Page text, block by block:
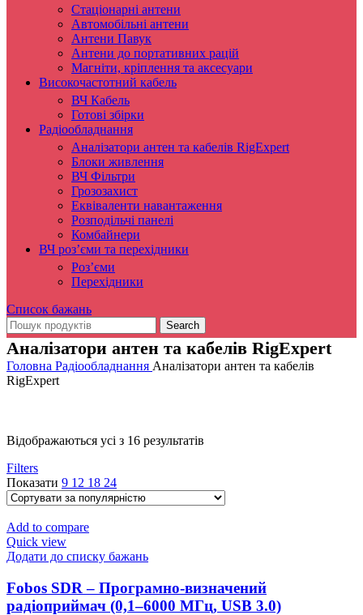
Стаціонарні антени
Автомобільні антени
Антени Павук
Антени до портативних рацій
Магніти, кріплення та аксесуари
Високочастотний кабель
ВЧ Кабель
Готові збірки
Радіообладнання
Аналізатори антен та кабелів RigExpert
Блоки живлення
ВЧ Фільтри
Грозозахист
Еквіваленти навантаження
Розподільчі панелі
Комбайнери
ВЧ роз’єми та перехідники
Роз’єми
Перехідники
Список бажань
Search
Аналізатори антен та кабелів RigExpert
Головна Радіообладнання Аналізатори антен та кабелів
RigExpert
Відображаються усі з 16 результатів
Filters
Показати 9 12 18 24
Add to compare
Quick view
Додати до списку бажань
Fobos SDR – Програмно-визначений
радіоприймач (0,1–6000 МГц, USB 3.0)